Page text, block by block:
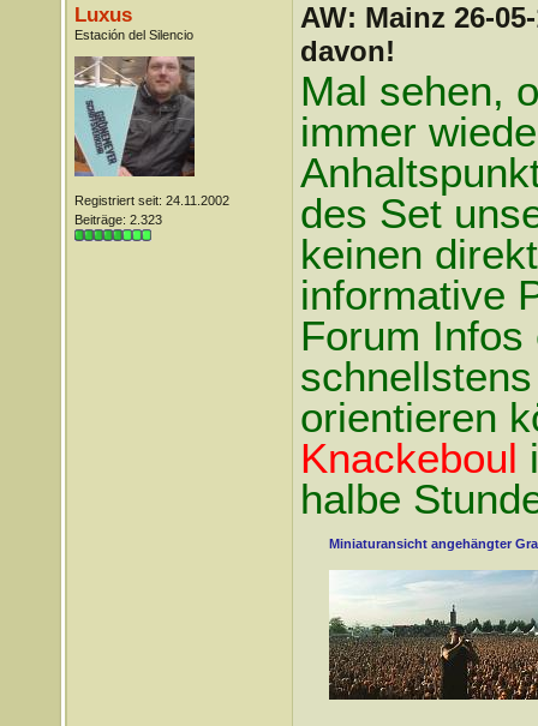
Luxus
Estación del Silencio
Registriert seit: 24.11.2002
Beiträge: 2.323
AW: Mainz 26-
davon!
Mal sehen,
immer
des Set
keinen
informative
Forum Infos
orientieren
Knackeboul
halbe
Miniaturansicht angehängter